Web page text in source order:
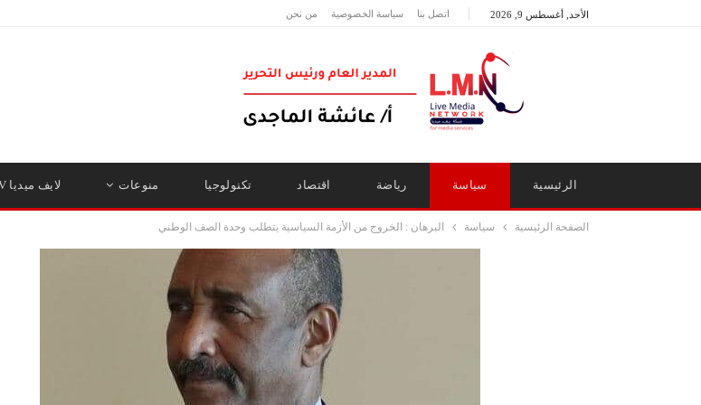
الأحد, أغسطس 9, 2026 اتصل بنا سياسة الخصوصية من نحن
الرئيسية سياسة رياضة اقتصاد تكنولوجيا منوعات لايف ميديا TV
الصفحة الرئيسية سياسة البرهان : الخروج من الأزمة السياسية يتطلب وحدة الصف الوطني